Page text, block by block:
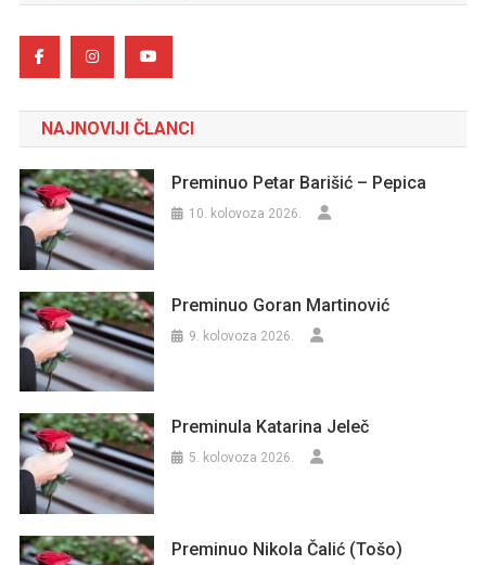
NAJNOVIJI ČLANCI
Preminuo Petar Barišić – Pepica
10. kolovoza 2026.
Preminuo Goran Martinović
9. kolovoza 2026.
Preminula Katarina Jeleč
5. kolovoza 2026.
Preminuo Nikola Čalić (Tošo)